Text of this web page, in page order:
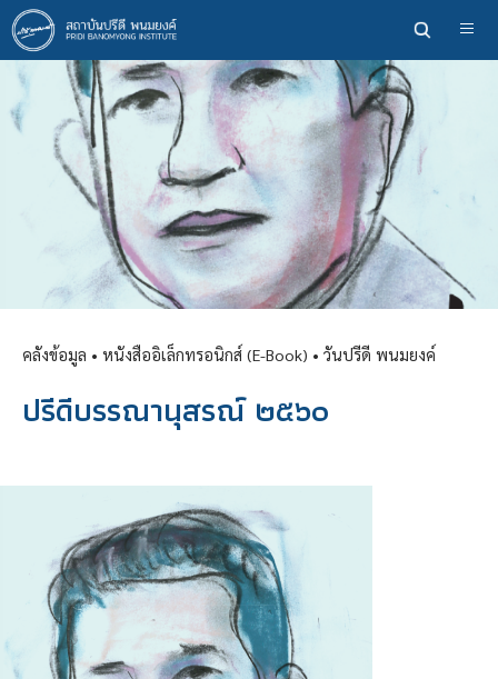
ข้าม
ไป
ยัง
เนื้อหา
หลัก
คลังข้อมูล • หนังสืออิเล็กทรอนิกส์ (E-Book) • วันปรีดี พนมยงค์
ปรีดีบรรณานุสรณ์ ๒๕๖๐